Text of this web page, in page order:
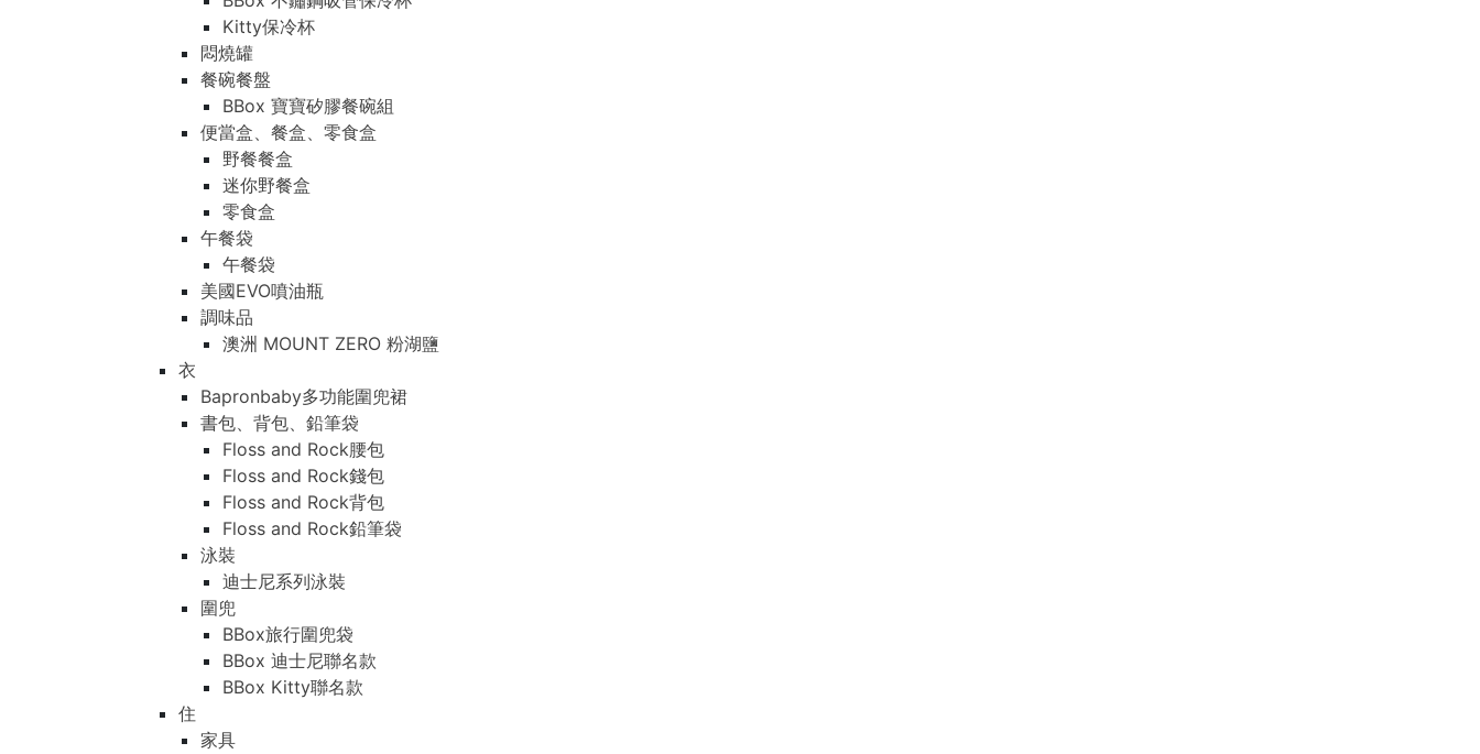
Kitty保冷杯
悶燒罐
餐碗餐盤
BBox 寶寶矽膠餐碗組
便當盒、餐盒、零食盒
野餐餐盒
迷你野餐盒
零食盒
午餐袋
午餐袋
美國EVO噴油瓶
調味品
澳洲 MOUNT ZERO 粉湖鹽
衣
Bapronbaby多功能圍兜裙
書包、背包、鉛筆袋
Floss and Rock腰包
Floss and Rock錢包
Floss and Rock背包
Floss and Rock鉛筆袋
泳裝
迪士尼系列泳裝
圍兜
BBox旅行圍兜袋
BBox 迪士尼聯名款
BBox Kitty聯名款
住
家具